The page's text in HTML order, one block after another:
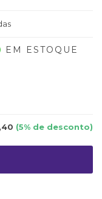
EM ESTOQUE
(5% de desconto)